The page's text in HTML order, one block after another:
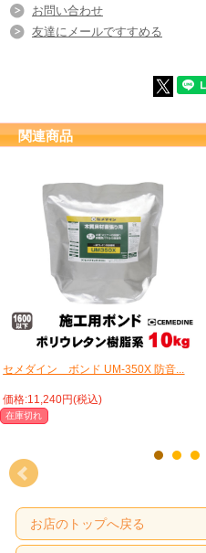
お問い合わせ
友達にメールですすめる
関連商品
セメダイン ボンド UM-350X 防音...
価格:11,240円(税込)
在庫切れ
お店のトップへ戻る